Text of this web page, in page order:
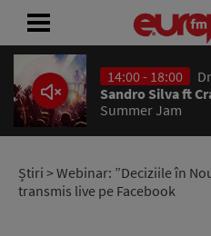
14:00 - 18:00
Sandro Silva ft
Summer Jam
Știri > Webinar: ”Deciziile în
transmis live pe Facebook
ACASĂ
ȘTIRI
RADIO